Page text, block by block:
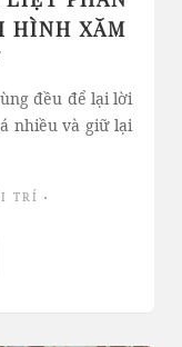
HÌNH XĂM
đều để lại lời
nhiều và giữ lại
TRÍ